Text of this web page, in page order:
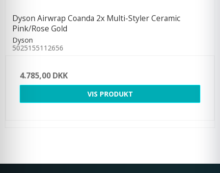
Dyson Airwrap Coanda 2x Multi-Styler Ceramic
Pink/Rose Gold
Dyson
5025155112656
4.785,00 DKK
VIS PRODUKT